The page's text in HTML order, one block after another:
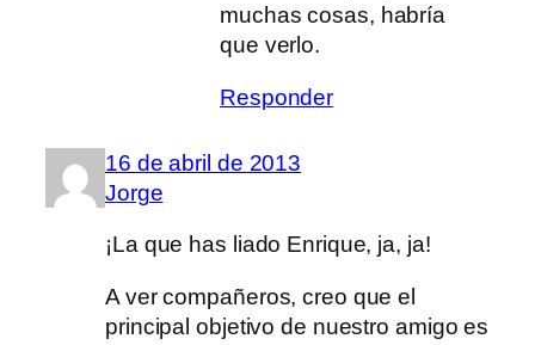
muchas cosas, habría
que verlo.
Responder
16 de abril de 2013
Jorge
¡La que has liado Enrique, ja, ja!
A ver compañeros, creo que el
principal objetivo de nuestro amigo es